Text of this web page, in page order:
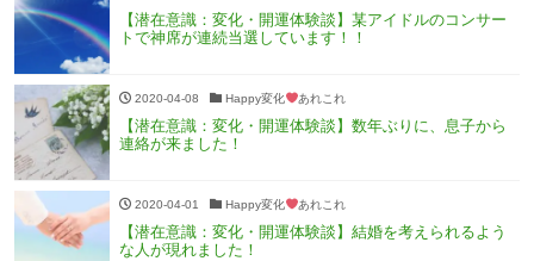
【潜在意識：変化・開運体験談】某アイドルのコンサー
トで神席が連続当選しています！！
2020-04-08 Happy変化 あれこれ
【潜在意識：変化・開運体験談】数年ぶりに、息子から
連絡が来ました！
2020-04-01 Happy変化 あれこれ
【潜在意識：変化・開運体験談】結婚を考えられるよう
な人が現れました！